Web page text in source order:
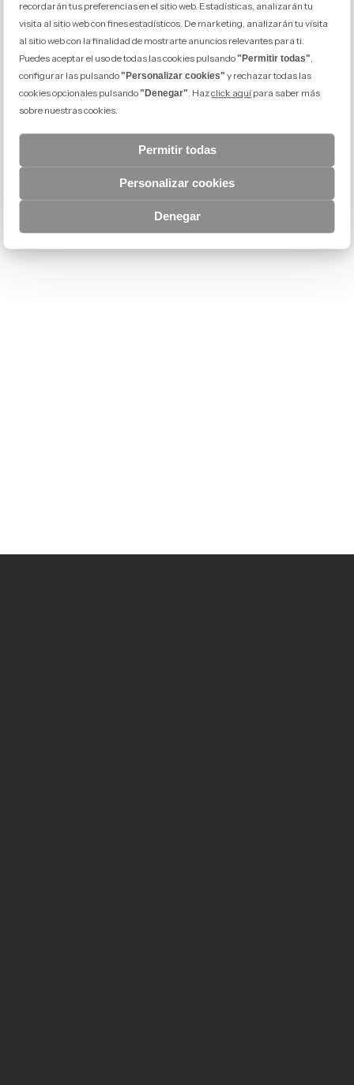
recordarán tus preferencias en el sitio web. Estadísticas, analizarán tu
visita al sitio web con fines estadísticos. De marketing, analizarán tu visita
al sitio web con la finalidad de mostrarte anuncios relevantes para ti.
Puedes aceptar el uso de todas las cookies pulsando"Permitir todas"
configurar las pulsando"Personalizar cookies" y rechazar todas las
cookies opcionales pulsando"Denegar" . Hazclick aquí para saber más
sobre nuestras cookies.
Permitir todas
Personalizar cookies
Denegar